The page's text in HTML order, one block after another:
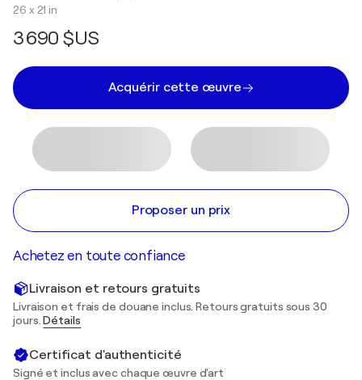
26 x 21 in
3 690 $US
Acquérir cette œuvre
Proposer un prix
Achetez en toute confiance
Livraison et retours gratuits
Livraison et frais de douane inclus. Retours gratuits sous 30
jours.Détails
Certificat d'authenticité
Signé et inclus avec chaque œuvre d'art